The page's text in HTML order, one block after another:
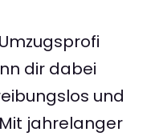
dir dabei
und
jahrelanger